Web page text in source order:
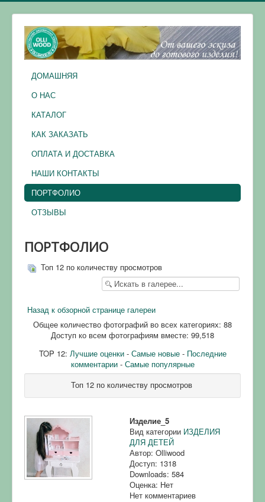
ДОМАШНЯЯ
О НАС
КАТАЛОГ
КАК ЗАКАЗАТЬ
ОПЛАТА И ДОСТАВКА
НАШИ КОНТАКТЫ
ПОРТФОЛИО
ОТЗЫВЫ
ПОРТФОЛИО
Топ 12 по количеству просмотров
Назад к обзорной странице галереи
Общее количество фотографий во всех категориях: 88
Доступ ко всем фотографиям вместе: 99,518
TOP 12: Лучшие оценки- Самые новые- Последние
комментарии- Самые популярные
Топ 12 по количеству просмотров
Изделие_5
Вид категории ИЗДЕЛИЯ
ДЛЯ ДЕТЕЙ
Автор: Olliwood
Доступ: 1318
Downloads: 584
Оценка: Нет
Нет комментариев